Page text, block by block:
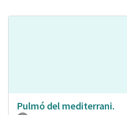
Pulmó del mediterrani.